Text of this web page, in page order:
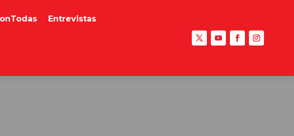
Entrevistas